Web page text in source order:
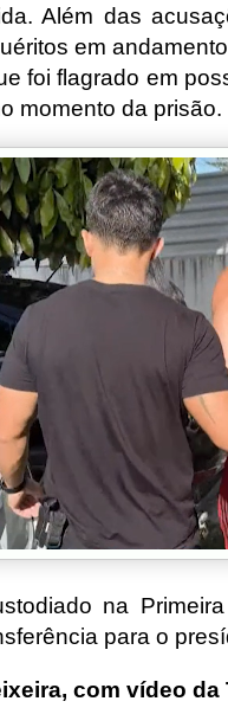
Além das
em
foi flagrado em
momento da prisão.
na
para o
com vídeo da